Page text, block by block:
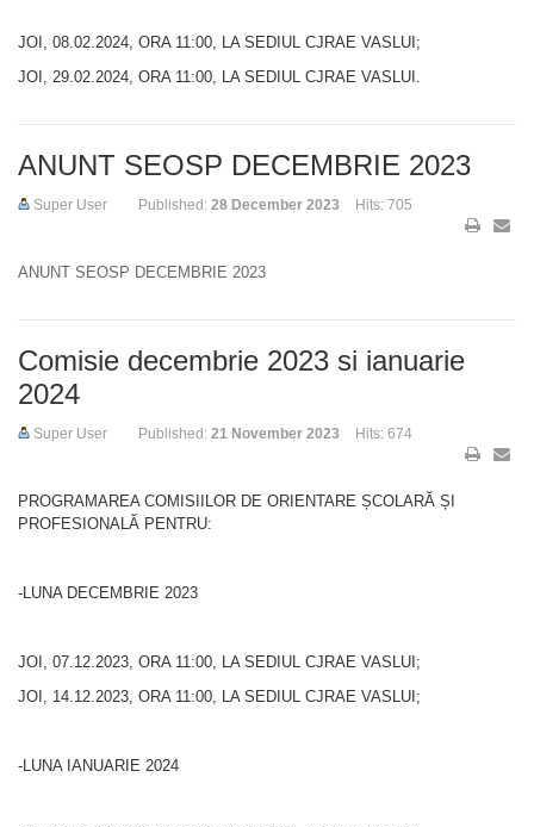
JOI, 08.02.2024, ORA 11:00, LA SEDIUL CJRAE VASLUI;
JOI, 29.02.2024, ORA 11:00, LA SEDIUL CJRAE VASLUI.
ANUNT SEOSP DECEMBRIE 2023
Super User Published: 28 December 2023 Hits: 705
ANUNT SEOSP DECEMBRIE 2023
Comisie decembrie 2023 si ianuarie
2024
Super User Published: 21 November 2023 Hits: 674
PROGRAMAREA COMISIILOR DE ORIENTARE ȘCOLARĂ ȘI
PROFESIONALĂ PENTRU:
-LUNA DECEMBRIE 2023
JOI, 07.12.2023, ORA 11:00, LA SEDIUL CJRAE VASLUI;
JOI, 14.12.2023, ORA 11:00, LA SEDIUL CJRAE VASLUI;
-LUNA IANUARIE 2024